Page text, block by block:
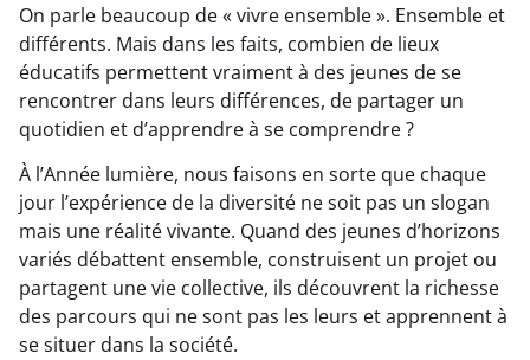
On parle beaucoup de « vivre ensemble ». Ensemble et
différents. Mais dans les faits, combien de lieux
éducatifs permettent vraiment à des jeunes de se
rencontrer dans leurs différences, de partager un
quotidien et d’apprendre à se comprendre ?
À l’Année lumière, nous faisons en sorte que chaque
jour l’expérience de la diversité ne soit pas un slogan
mais une réalité vivante. Quand des jeunes d’horizons
variés débattent ensemble, construisent un projet ou
partagent une vie collective, ils découvrent la richesse
des parcours qui ne sont pas les leurs et apprennent à
se situer dans la société.